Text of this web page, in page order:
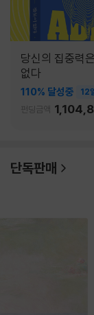
당신의 집중력
없다
110% 달성중 12
펀딩금액
단독판매